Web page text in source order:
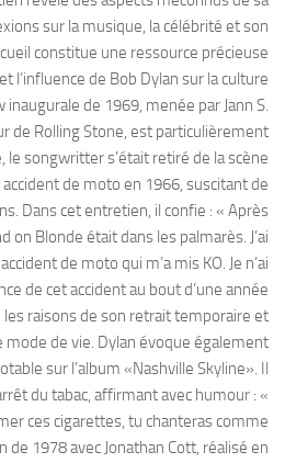
sur la musique, la célébrité et son
constitue une ressource précieuse
l’influence de Bob Dylan sur la culture
de 1969, menée par Jann S.
de Rolling Stone, est particulièrement
le songwritter s’était retiré de la scène
de moto en 1966, suscitant de
Dans cet entretien, il confie : « Après
on Blonde était dans les palmarès. J’ai
de moto qui m’a mis KO. Je n’ai
de cet accident au bout d’une année
les raisons de son retrait temporaire et
mode de vie. Dylan évoque également
sur l’album «Nashville Skyline». Il
du tabac, affirmant avec humour : «
ces cigarettes, tu chanteras comme
de 1978 avec Jonathan Cott, réalisé en